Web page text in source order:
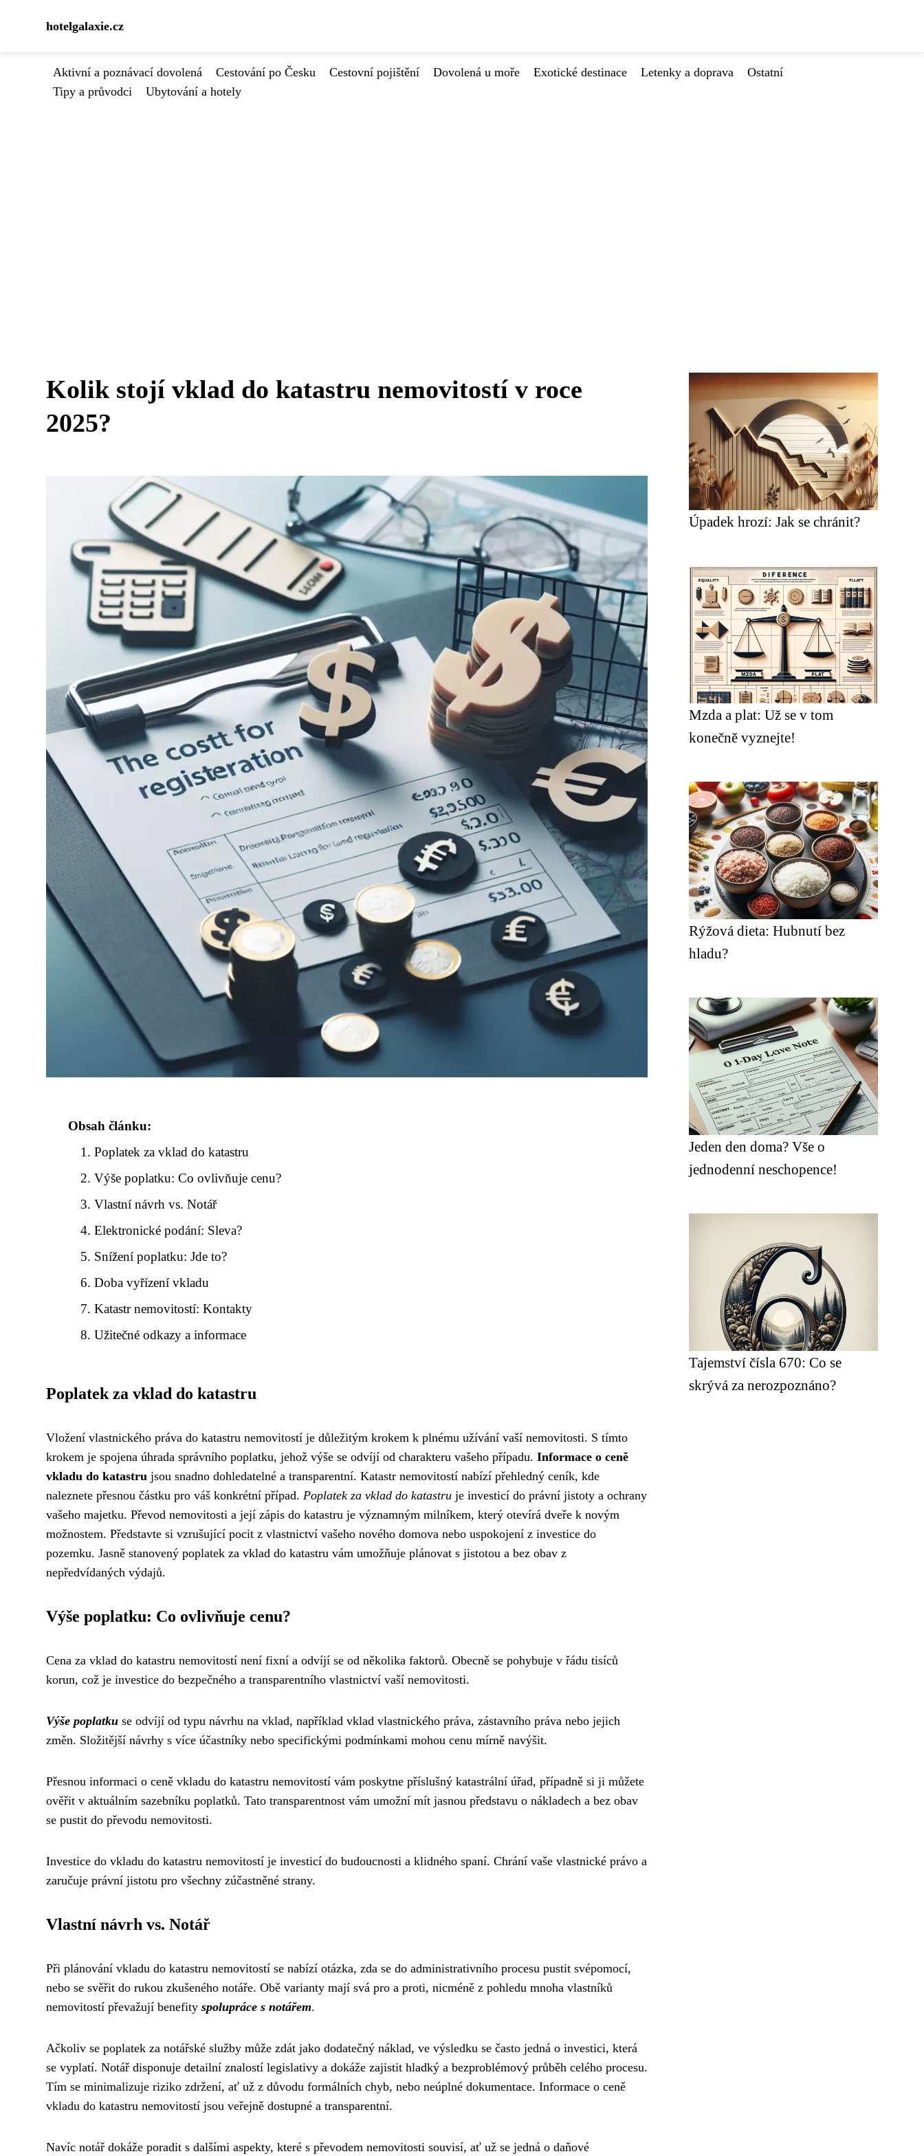
hotelgalaxie.cz
Aktivní a poznávací dovolená Cestování po Česku Cestovní pojištění Dovolená u moře Exotické destinace Letenky a doprava
Ostatní
Tipy a průvodci
Ubytování a hotely
Kolik stojí vklad do katastru nemovitostí v roce
2025?
Obsah článku:
Poplatek za vklad do katastru
Výše poplatku: Co ovlivňuje cenu?
Vlastní návrh vs. Notář
Elektronické podání: Sleva?
Snížení poplatku: Jde to?
Doba vyřízení vkladu
Katastr nemovitostí: Kontakty
Užitečné odkazy a informace
Poplatek za vklad do katastru
Vložení vlastnického práva do katastru nemovitostí je důležitým krokem k plnému užívání vaší nemovitosti. S tímto
krokem je spojena úhrada správního poplatku, jehož výše se odvíjí od charakteru vašeho případu. Informace o ceně
vkladu do katastru jsou snadno dohledatelné a transparentní. Katastr nemovitostí nabízí přehledný ceník, kde
naleznete přesnou částku pro váš konkrétní případ. Poplatek za vklad do katastru je investicí do právní jistoty a ochrany
vašeho majetku. Převod nemovitosti a její zápis do katastru je významným milníkem, který otevírá dveře k novým
možnostem. Představte si vzrušující pocit z vlastnictví vašeho nového domova nebo uspokojení z investice do
pozemku. Jasně stanovený poplatek za vklad do katastru vám umožňuje plánovat s jistotou a bez obav z
nepředvídaných výdajů.
Výše poplatku: Co ovlivňuje cenu?
Cena za vklad do katastru nemovitostí není fixní a odvíjí se od několika faktorů. Obecně se pohybuje v řádu tisíců
korun, což je investice do bezpečného a transparentního vlastnictví vaší nemovitosti.
Výše poplatku se odvíjí od typu návrhu na vklad, například vklad vlastnického práva, zástavního práva nebo jejich
změn. Složitější návrhy s více účastníky nebo specifickými podmínkami mohou cenu mírně navýšit.
Přesnou informaci o ceně vkladu do katastru nemovitostí vám poskytne příslušný katastrální úřad, případně si ji můžete
ověřit v aktuálním sazebníku poplatků. Tato transparentnost vám umožní mít jasnou představu o nákladech a bez obav
se pustit do převodu nemovitosti.
Investice do vkladu do katastru nemovitostí je investicí do budoucnosti a klidného spaní. Chrání vaše vlastnické právo a
zaručuje právní jistotu pro všechny zúčastněné strany.
Vlastní návrh vs. Notář
Při plánování vkladu do katastru nemovitostí se nabízí otázka, zda se do administrativního procesu pustit svépomocí,
nebo se svěřit do rukou zkušeného notáře. Obě varianty mají svá pro a proti, nicméně z pohledu mnoha vlastníků
nemovitostí převažují benefity spolupráce s notářem.
Ačkoliv se poplatek za notářské služby může zdát jako dodatečný náklad, ve výsledku se často jedná o investici, která
se vyplatí. Notář disponuje detailní znalostí legislativy a dokáže zajistit hladký a bezproblémový průběh celého procesu.
Tím se minimalizuje riziko zdržení, ať už z důvodu formálních chyb, nebo neúplné dokumentace. Informace o ceně
vkladu do katastru nemovitostí jsou veřejně dostupné a transparentní.
Navíc notář dokáže poradit s dalšími aspekty, které s převodem nemovitosti souvisí, ať už se jedná o daňové
Úpadek hrozí: Jak se chránit?
Mzda a plat: Už se v tom
konečně vyznejte!
Rýžová dieta: Hubnutí bez
hladu?
Jeden den doma? Vše o
jednodenní neschopence!
Tajemství čísla 670: Co se
skrývá za nerozpoznáno?